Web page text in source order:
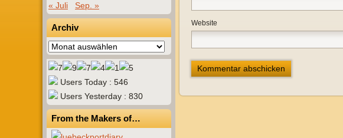
« Juli
Sep. »
Archiv
Archiv
Users Today : 546
Users Yesterday : 830
From the Makers of…
Website